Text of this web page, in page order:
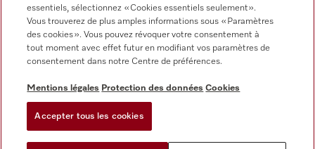
CGV
Protection des données
Conditions d’utilisation
Digital Services Act
Paramètres des cookies
essentiels, sélectionnez « Cookies essentiels seulement».
Vous trouverez de plus amples informations sous « Paramètres
des cookies ». Vous pouvez révoquer votre consentement à
tout moment avec effet futur en modifiant vos paramètres de
consentement dans notre Centre de préférences.
Mentions légales Protection des données Cookies
Accepter tous les cookies